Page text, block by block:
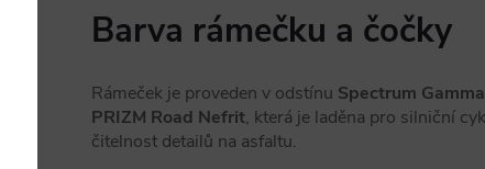
Barva rámečku a čočky
Rámeček je proveden v odstínu Spectrum
PRIZM Road Nefrit, která je laděna pro silniční
čitelnost detailů na asfaltu.